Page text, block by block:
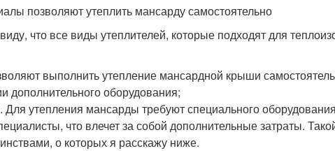
позволяют утеплить мансарду самостоятельно
что все виды утеплителей, которые подходят для
выполнить утепление мансардной крыши
дополнительного оборудования;
утепления мансарды требуют специального
что влечет за собой дополнительные затраты.
о которых я расскажу ниже.